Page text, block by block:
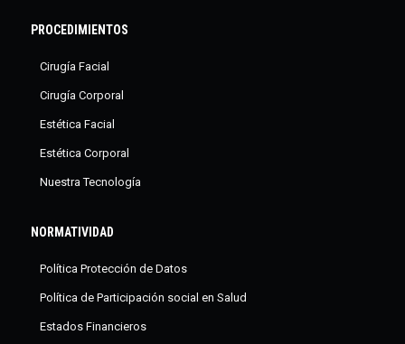
PROCEDIMIENTOS
Cirugía Facial
Cirugía Corporal
Estética Facial
Estética Corporal
Nuestra Tecnología
NORMATIVIDAD
Política Protección de Datos
Política de Participación social en Salud
Estados Financieros